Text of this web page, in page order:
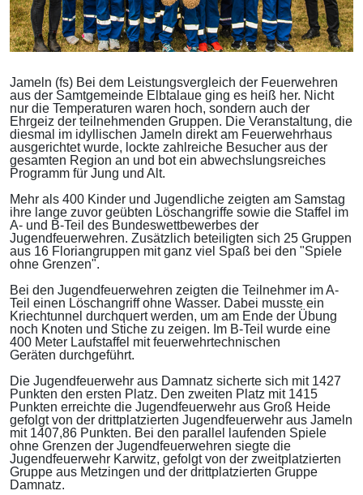
Jameln (fs) Bei dem Leistungsvergleich der Feuerwehren
aus der Samtgemeinde Elbtalaue ging es heiß her. Nicht
nur die Temperaturen waren hoch, sondern auch der
Ehrgeiz der teilnehmenden Gruppen. Die Veranstaltung, die
diesmal im idyllischen Jameln direkt am Feuerwehrhaus
ausgerichtet wurde, lockte zahlreiche Besucher aus der
gesamten Region an und bot ein abwechslungsreiches
Programm für Jung und Alt.
Mehr als 400 Kinder und Jugendliche zeigten am Samstag
ihre lange zuvor geübten Löschangriffe sowie die Staffel im
A- und B-Teil des Bundeswettbewerbes der
Jugendfeuerwehren. Zusätzlich beteiligten sich 25 Gruppen
aus 16 Floriangruppen mit ganz viel Spaß bei den "Spiele
ohne Grenzen".
Bei den Jugendfeuerwehren zeigten die Teilnehmer im A-
Teil einen Löschangriff ohne Wasser. Dabei musste ein
Kriechtunnel durchquert werden, um am Ende der Übung
noch Knoten und Stiche zu zeigen. Im B-Teil wurde eine
400 Meter Laufstaffel mit feuerwehrtechnischen
Geräten durchgeführt.
Die Jugendfeuerwehr aus Damnatz sicherte sich mit 1427
Punkten den ersten Platz. Den zweiten Platz mit 1415
Punkten erreichte die Jugendfeuerwehr aus Groß Heide
gefolgt von der drittplatzierten Jugendfeuerwehr aus Jameln
mit 1407,86 Punkten. Bei den parallel laufenden Spiele
ohne Grenzen der Jugendfeuerwehren siegte die
Jugendfeuerwehr Karwitz, gefolgt von der zweitplatzierten
Gruppe aus Metzingen und der drittplatzierten Gruppe
Damnatz.